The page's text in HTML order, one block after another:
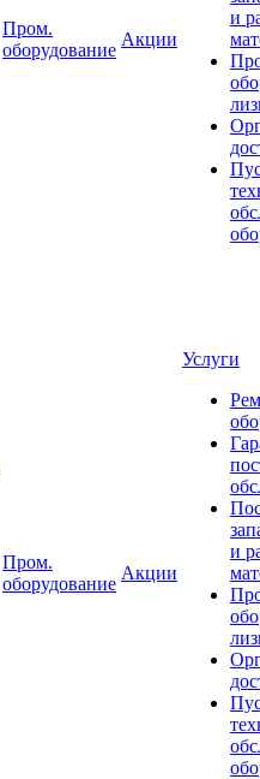
Пром.
оборудование
Акции
и
Пром.
оборудование
Акции
Услуги
и